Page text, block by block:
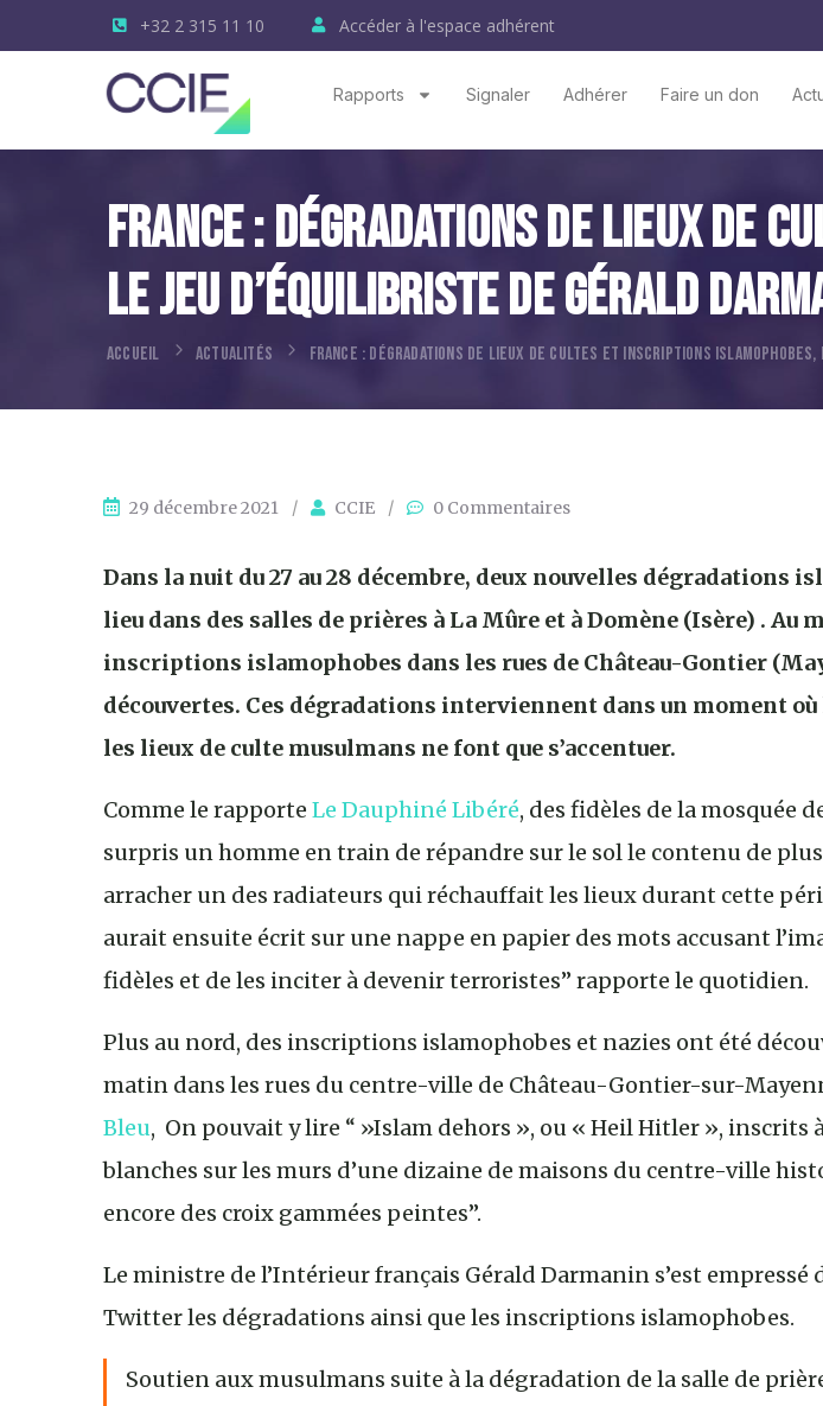
+32 2 315 11 10 Accéder à l'espace adhérent
Rapports Signaler Adhérer Faire un don
France : Dégradations De Lieux De
Le Jeu D’équilibriste De Gérald
ACCUEIL ACTUALITÉS FRANCE : DÉGRADATIONS DE LIEUX DE CULTES ET INSCRIPTIONS
29 décembre 2021 / CCIE / 0 Commentaires
Dans la nuit du 27 au 28 décembre, deux nouvelles dégradations
lieu dans des salles de prières à La Mûre et à Domène (Isère) . Au
inscriptions islamophobes dans les rues de Château-Gontier
découvertes. Ces dégradations interviennent dans un moment où
les lieux de culte musulmans ne font que s’accentuer.
Comme le rapporte Le Dauphiné Libéré, des fidèles de la mosquée
surpris un homme en train de répandre sur le sol le contenu de
arracher un des radiateurs qui réchauffait les lieux durant cette
aurait ensuite écrit sur une nappe en papier des mots accusant
fidèles et de les inciter à devenir terroristes” rapporte le quotidien.
Plus au nord, des inscriptions islamophobes et nazies ont été
matin dans les rues du centre-ville de Château-Gontier-sur-
Bleu, On pouvait y lire “ »Islam dehors », ou « Heil Hitler », inscrits
blanches sur les murs d’une dizaine de maisons du centre-ville
encore des croix gammées peintes”.
Le ministre de l’Intérieur français Gérald Darmanin s’est empressé
Twitter les dégradations ainsi que les inscriptions islamophobes.
Soutien aux musulmans suite à la dégradation de la salle de